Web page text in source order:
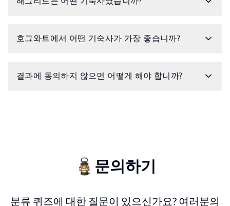
호그와트에서 어떤 기숙사가 가장 좋습니까?
결과에 동의하지 않으면 어떻게 해야 합니까?
문의하기
분류 퀴즈에 대한 질문이 있으신가요? 여러분의